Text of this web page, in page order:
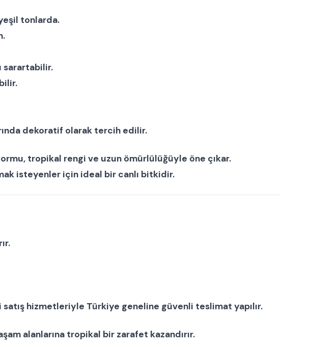
tonlarda.
sarartabilir.
dekoratif olarak tercih edilir.
tropikal rengi ve uzun ömürlülüğüyle öne çıkar.
isteyenler için ideal bir canlı bitkidir.
hizmetleriyle Türkiye geneline güvenli teslimat yapılır.
alanlarına tropikal bir zarafet kazandırır.